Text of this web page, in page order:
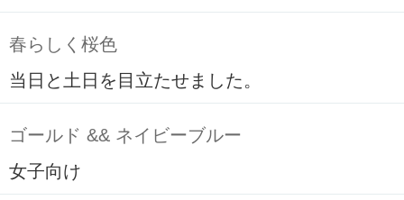
春らしく桜色
当日と土日を目立たせました。
ゴールド && ネイビーブルー
女子向け